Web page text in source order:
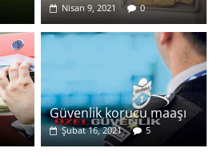
Nisan 9, 2021 0
Güvenlik korucu maaşı
Şubat 16, 2021 5